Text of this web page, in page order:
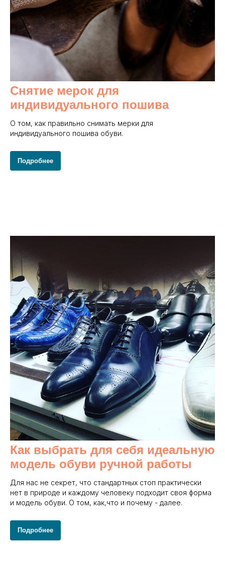
Снятие мерок для
индивидуального пошива
О том, как правильно снимать мерки для
индивидуального пошива обуви.
Подробнее
Как выбрать для себя идеальную
модель обуви ручной работы
Для нас не секрет, что стандартных стоп практически
нет в природе и каждому человеку подходит своя форма
и модель обуви. О том, как,что и почему - далее.
Подробнее